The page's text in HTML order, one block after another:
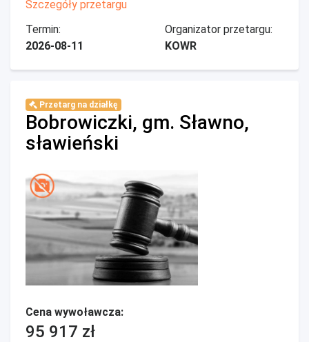
Szczegóły przetargu
Termin:
2026-08-11
Organizator przetargu:
KOWR
Przetarg na działkę
Bobrowiczki, gm. Sławno,
sławieński
Cena wywoławcza:
95 917 zł